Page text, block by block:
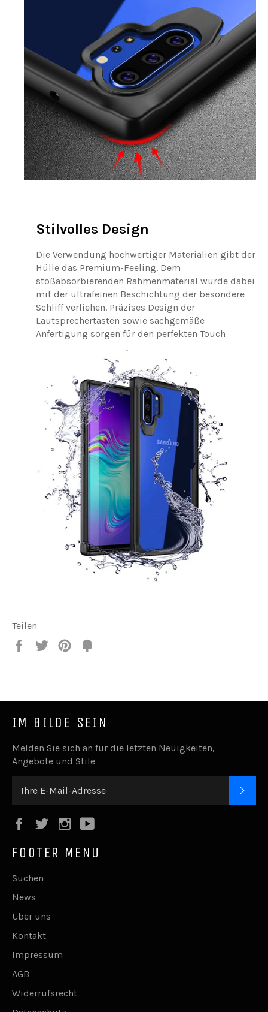
Stilvolles Design
Die Verwendung hochwertiger Materialien gibt der
Hülle das Premium-Feeling. Dem
stoßabsorbierenden Rahmenmaterial wurde dabei
mit der ultrafeinen Beschichtung der besondere
Schliff verliehen. Präzises Design der
Lautsprechertasten sowie sachgemäße
Anfertigung sorgen für den perfekten Touch
Teilen
Teilen
Twittern
Pin
IM BILDE SEIN
Melden Sie sich an für die letzten Neuigkeiten,
Angebote und Stile
Facebook
Twitter Instagram
FOOTER MENU
Suchen
News
Über uns
Kontakt
Impressum
AGB
Widerrufsrecht